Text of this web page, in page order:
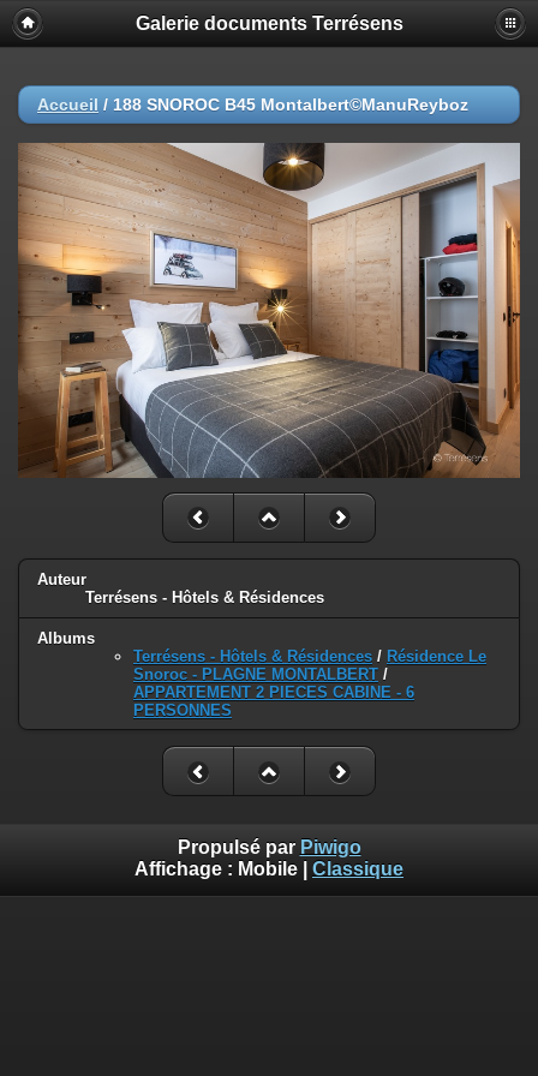
Galerie documents Terrésens
Accueil / 188 SNOROC B45 Montalbert©ManuReyboz
Auteur
Terrésens - Hôtels & Résidences
Albums
Terrésens - Hôtels & Résidences / Résidence Le
Snoroc - PLAGNE MONTALBERT /
APPARTEMENT 2 PIECES CABINE - 6
PERSONNES
Propulsé par Piwigo
Affichage : Mobile Classique